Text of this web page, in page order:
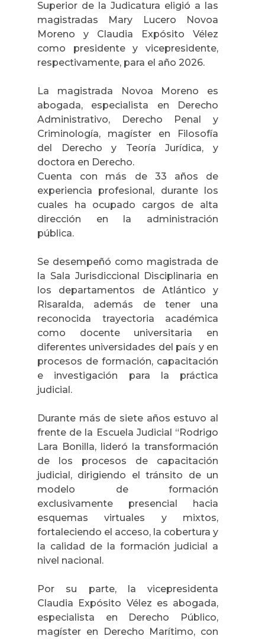
Superior de la Judicatura eligió a las
magistradas Mary Lucero Novoa
Moreno y Claudia Expósito Vélez
como presidente y vicepresidente,
respectivamente, para el año 2026.
La magistrada Novoa Moreno es
abogada, especialista en Derecho
Administrativo, Derecho Penal y
Criminología, magíster en Filosofía
del Derecho y Teoría Jurídica, y
doctora en Derecho.
Cuenta con más de 33 años de
experiencia profesional, durante los
cuales ha ocupado cargos de alta
dirección en la administración
pública.
Se desempeñó como magistrada de
la Sala Jurisdiccional Disciplinaria en
los departamentos de Atlántico y
Risaralda, además de tener una
reconocida trayectoria académica
como docente universitaria en
diferentes universidades del país y en
procesos de formación, capacitación
e investigación para la práctica
judicial.
Durante más de siete años estuvo al
frente de la Escuela Judicial “Rodrigo
Lara Bonilla, lideró la transformación
de los procesos de capacitación
judicial, dirigiendo el tránsito de un
modelo de formación
exclusivamente presencial hacia
esquemas virtuales y mixtos,
fortaleciendo el acceso, la cobertura y
la calidad de la formación judicial a
nivel nacional.
Por su parte, la vicepresidenta
Claudia Expósito Vélez es abogada,
especialista en Derecho Público,
magíster en Derecho Marítimo, con